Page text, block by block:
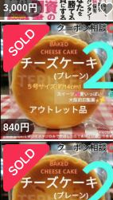
3,000 円
840円